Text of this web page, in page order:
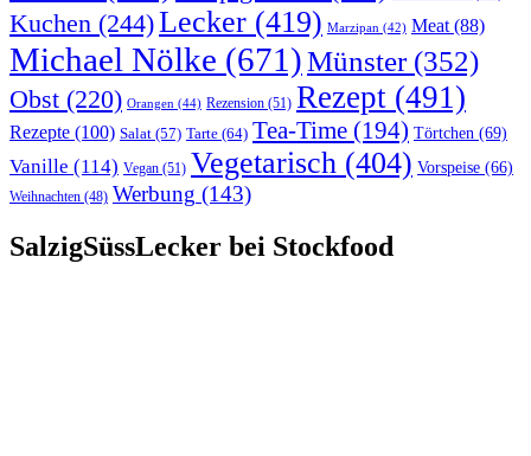
Kuchen (244)Lecker (419) Marzipan (42) Meat(88)
Michael Nölke (671)Münster(352)
Obst (220) Orangen (44) Rezension (51) Rezept (491)
Rezepte (100) Salat (57) Tarte (64) Tea-Time (194) Törtchen (69)
Vanille (114) Vegan (51) Vegetarisch (404) Vorspeise (66)
Weihnachten (48) Werbung (143)
SalzigSüssLecker bei Stockfood